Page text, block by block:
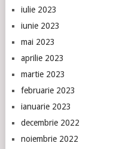
iulie 2023
iunie 2023
mai 2023
aprilie 2023
martie 2023
februarie 2023
ianuarie 2023
decembrie 2022
noiembrie 2022